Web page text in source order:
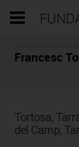
Francesc
Tortosa,
del Camp,